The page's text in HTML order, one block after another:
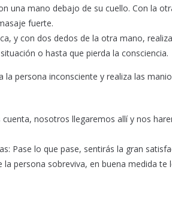
una mano debajo de su cuello. Con la
fuerte.
y con dos dedos de la otra mano,
o hasta que pierda la consciencia.
persona inconsciente y realiza las
nosotros llegaremos allí y nos
Pase lo que pase, sentirás la gran
persona sobreviva, en buena medida te